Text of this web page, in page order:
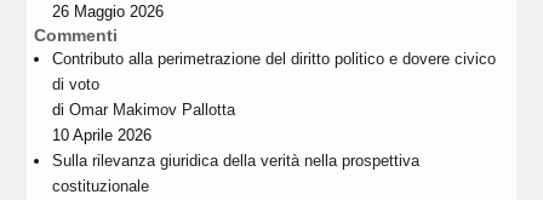
26 Maggio 2026
Commenti
Contributo alla perimetrazione del diritto politico e dovere civico
di voto
diOmar Makimov Pallotta
10 Aprile 2026
Sulla rilevanza giuridica della verità nella prospettiva
costituzionale